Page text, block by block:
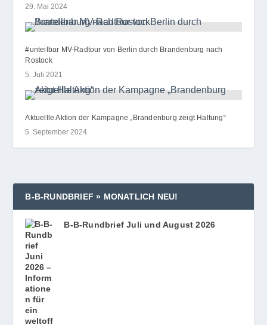
29. Mai 2024
#unteilbar MV-Radtour von Berlin durch Brandenburg nach
Rostock
5. Juli 2021
Aktuellle Aktion der Kampagne „Brandenburg zeigt Haltung“
5. September 2024
B‑B‑RUNDBRIEF » MONATLICH NEU!
B‑B-Rundbrief Juli und August 2026